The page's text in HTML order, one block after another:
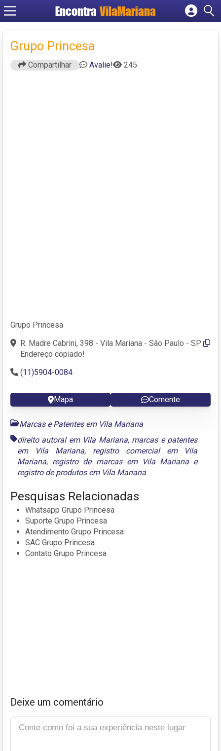
EncontraVilaMariana
Cadastrar empresa
Grupo Princesa
Compartilhar Avalie! 245
Grupo Princesa
R. Madre Cabrini, 398 - Vila Mariana - São Paulo - SP
Endereço copiado!
(11)5904-0084
Mapa Comente
Marcas e Patentes em Vila Mariana
direito autoral em Vila Mariana, marcas e patentes
em Vila Mariana, registro comercial em Vila
Mariana, registro de marcas em Vila Mariana e
registro de produtos em Vila Mariana
Pesquisas Relacionadas
Whatsapp Grupo Princesa
Suporte Grupo Princesa
Atendimento Grupo Princesa
SAC Grupo Princesa
Contato Grupo Princesa
Deixe um comentário